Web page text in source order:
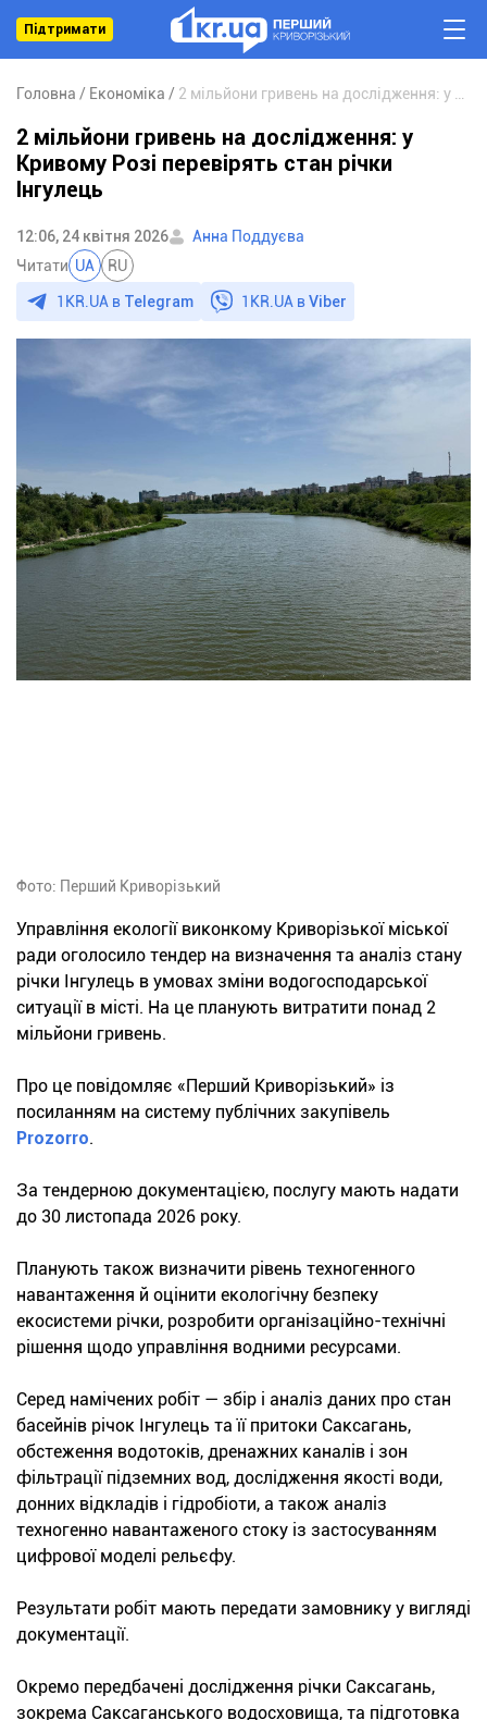
Підтримати
Головна Економіка
2 мільйони гривень на дослідження: у
Кривому Розі перевірять стан річки
Інгулець
12:06, 24 квітня 2026
Анна Поддуєва
Читати UA RU
1KR.UA в Telegram 1KR.UA вViber
Фото: Перший Криворізький
Управління екології виконкому Криворізької міської
ради оголосило тендер на визначення та аналіз стану
річки Інгулець в умовах зміни водогосподарської
ситуації в місті. На це планують витратити понад 2
мільйони гривень.
Про це повідомляє «Перший Криворізький» із
посиланням на систему публічних закупівель
Prozorro.
За тендерною документацією, послугу мають надати
до 30 листопада 2026 року.
Планують також визначити рівень техногенного
навантаження й оцінити екологічну безпеку
екосистеми річки, розробити організаційно-технічні
рішення щодо управління водними ресурсами.
Серед намічених робіт — збір і аналіз даних про стан
басейнів річок Інгулець та її притоки Саксагань,
обстеження водотоків, дренажних каналів і зон
фільтрації підземних вод, дослідження якості води,
донних відкладів і гідробіоти, а також аналіз
техногенно навантаженого стоку із застосуванням
цифрової моделі рельєфу.
Результати робіт мають передати замовнику у вигляді
документації.
Окремо передбачені дослідження річки Саксагань,
зокрема Саксаганського водосховища, та підготовка